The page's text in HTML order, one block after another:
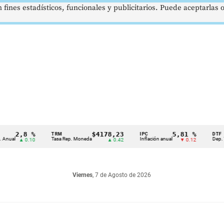
%
▲ 0.10
TRM
Tasa Rep. Moneda
$4178,23
▲ 0.42
IPC
Inflación anual
5,81 %
▼ 0.12
DTF
Dep.
Viernes, 7 de Agosto de 2026
estadísticos, funcionales y publicitarios. Puede aceptarlas